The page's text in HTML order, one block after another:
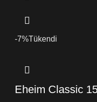
-7%Tükendi
Eheim Classic